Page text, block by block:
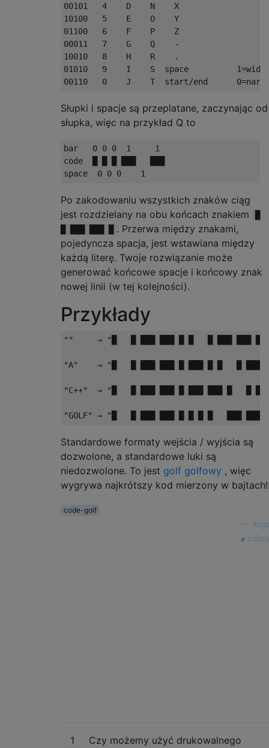
00101   4    D    N    X
10100   5    E    O    Y
01100   6    F    P    Z
00011   7    G    Q    -
10010   8    H    R    .
01010   9    I    S  space          1=wide
Słupki i spacje są przeplatane, zaczynając od
słupka, więc na przykład Q to
bar   0 0 0  1     1
code  █ █ █ ███   ███
Po zakodowaniu wszystkich znaków ciąg
jest rozdzielany na obu końcach znakiem
. Przerwa między znakami,
pojedyncza spacja, jest wstawiana między
każdą literę. Twoje rozwiązanie może
generować końcowe spacje i końcowy znak
nowej linii (w tej kolejności).
Przykłady
""     → "█   █ ███ ███ █ █   █ ███ ███ █"
"A"    → "█   █ ███ ███ █ ███ █ █   █ ███
"C++"  → "█   █ ███ ███ █ ███ ███ █
Standardowe formaty wejścia / wyjścia są
dozwolone, a standardowe luki są
niedozwolone. To jest golf golfowy , więc
wygrywa najkrótszy kod mierzony w bajtach!
code-golf
Angs
źródło
1
Czy możemy użyć drukowalnego